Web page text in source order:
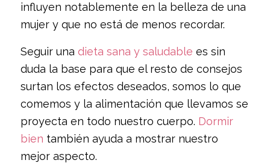
influyen notablemente en la belleza de una
mujer y que no está de menos recordar.
Seguir una dieta sana y saludable es sin
duda la base para que el resto de consejos
surtan los efectos deseados, somos lo que
comemos y la alimentación que llevamos se
proyecta en todo nuestro cuerpo. Dormir
bien también ayuda a mostrar nuestro
mejor aspecto.